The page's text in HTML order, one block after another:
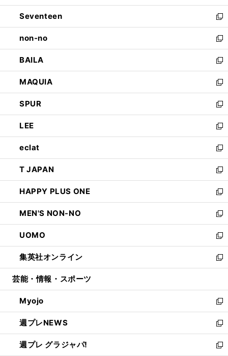
開
く
ウ
で
開
く
ン
ド
ウ
で
開
く
Seventeen
新
し
い
ウ
ィ
ン
ド
ウ
で
開
く
non-no
新
し
い
ウ
ィ
ン
ド
ウ
で
開
く
BAILA
新
し
い
ウ
ィ
ン
ド
ウ
で
開
く
MAQUIA
新
し
い
ウ
ィ
ン
ド
ウ
で
開
く
SPUR
新
し
い
ウ
ィ
ン
ド
ウ
で
開
く
LEE
新
し
い
ウ
ィ
ン
ド
ウ
で
開
く
eclat
新
し
い
ウ
ィ
ン
ド
ウ
で
開
く
T JAPAN
新
し
い
ウ
ィ
ン
ド
ウ
で
開
HAPPY PLUS ONE
新
し
い
ウ
ィ
ン
ド
ウ
開
く
MEN'S NON-NO
新
し
い
ウ
ィ
ン
ウ
で
開
く
UOMO
新
し
い
ウ
ン
ド
ウ
で
開
く
集英社オンライン
新
し
ウ
ィ
ン
ド
ウ
で
芸能・情報・スポーツ
Myojo
新
し
い
ウ
ィ
週プレNEWS
新
し
い
週プレ グラジャパ!
新